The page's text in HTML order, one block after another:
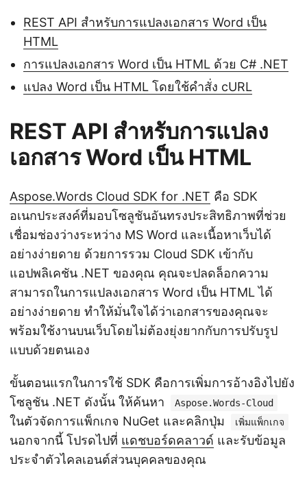
REST API สำหรับการแปลงเอกสาร Word เป็น
HTML
การแปลงเอกสาร Word เป็น HTML ด้วย C# .NET
แปลง Word เป็น HTML โดยใช้คำสั่ง cURL
REST API สำหรับการแปลง
เอกสาร Word เป็น HTML
Aspose.Words Cloud SDK for .NET คือ SDK
อเนกประสงค์ที่มอบโซลูชันอันทรงประสิทธิภาพที่ช่วย
เชื่อมช่องว่างระหว่าง MS Word และเนื้อหาเว็บได้
อย่างง่ายดาย ด้วยการรวม Cloud SDK เข้ากับ
แอปพลิเคชัน .NET ของคุณ คุณจะปลดล็อกความ
สามารถในการแปลงเอกสาร Word เป็น HTML ได้
อย่างง่ายดาย ทำให้มั่นใจได้ว่าเอกสารของคุณจะ
พร้อมใช้งานบนเว็บโดยไม่ต้องยุ่งยากกับการปรับรูป
แบบด้วยตนเอง
ขั้นตอนแรกในการใช้ SDK คือการเพิ่มการอ้างอิงไปยัง
โซลูชัน .NET ดังนั้น ให้ค้นหา
Aspose.Words-Cloud
ในตัวจัดการแพ็กเกจ NuGet และคลิกปุ่ม เพิ่มแพ็กเกจ
นอกจากนี้ โปรดไปที่ แดชบอร์ดคลาวด์ และรับข้อมูล
ประจำตัวไคลเอนต์ส่วนบุคคลของคุณ